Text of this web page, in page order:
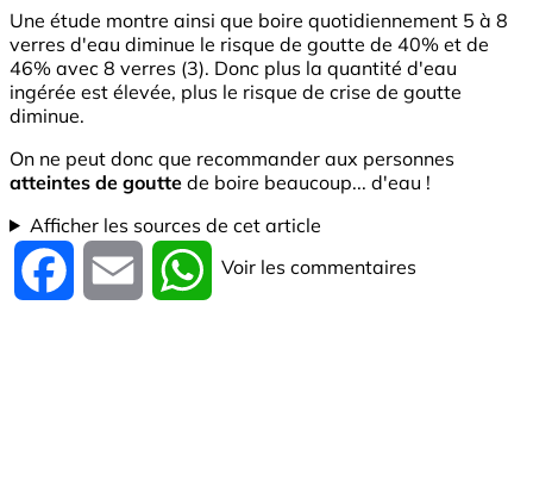
Une étude montre ainsi que boire quotidiennement 5 à 8
verres d'eau diminue le risque de goutte de 40% et de
46% avec 8 verres (3). Donc plus la quantité d'eau
ingérée est élevée, plus le risque de crise de goutte
diminue.
On ne peut donc que recommander aux personnes
atteintes de goutte de boire beaucoup... d'eau !
Afficher les sources de cet article
Facebook Email WhatsApp
Voir les commentaires